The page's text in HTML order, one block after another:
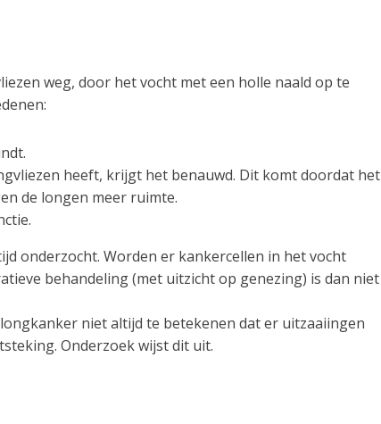
weg, door het vocht met een holle naald op te
heeft, krijgt het benauwd. Dit komt doordat het
de longen meer ruimte.
onderzocht. Worden er kankercellen in het vocht
behandeling (met uitzicht op genezing) is dan niet
niet altijd te betekenen dat er uitzaaiingen
Onderzoek wijst dit uit.